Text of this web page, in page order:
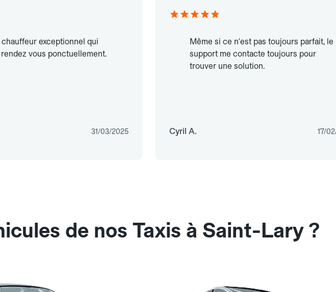
exceptionnel qui
vous ponctuellement.
31/03/2025
Même si ce n'est pas toujours parfait, le
support me contacte toujours pour
trouver une solution.
Cyril A. 17/
de nos Taxis à Saint-Lary ?